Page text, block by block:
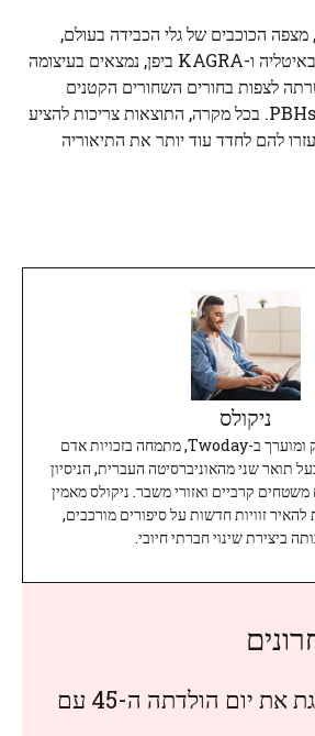
הכוכבים של גלי הכבידה בעולם,
בארה"ב, בתולה באיטליה ו-KAGRA ביפן, נמצאים בעיצומה
לצפות בחורים השחורים הקטנים
הראשונים, ככל הנראה PBHs. בכל מקרה, התוצאות צריכות להציע
להם לחדד עוד יותר את התיאוריה
ניקולס
ניקולס, עיתונאי ותיק ומוערך ב-Twoday, מתמחה בזכויות אדם
תואר שני מהאוניברסיטה העברית, הניסיון
משטחים קרביים ואזורי משבר. ניקולס מאמין
זוויות חדשות על סיפורים מורכבים,
ביצירת שינוי חברתי חיובי.
מגהן מרקל חוגגת את יום הולדתה ה-45 עם